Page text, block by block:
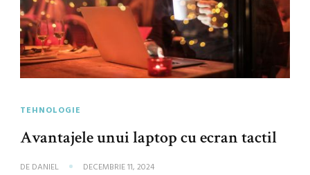
TEHNOLOGIE
Avantajele unui laptop cu ecran tactil
DE DANIEL DECEMBRIE 11, 2024